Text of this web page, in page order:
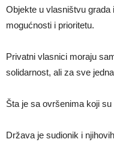
Objekte u vlasništvu grada
mogućnosti i prioritetu.
Privatni vlasnici moraju
solidarnost, ali za sve
Šta je sa ovršenima koji
Država je sudionik i